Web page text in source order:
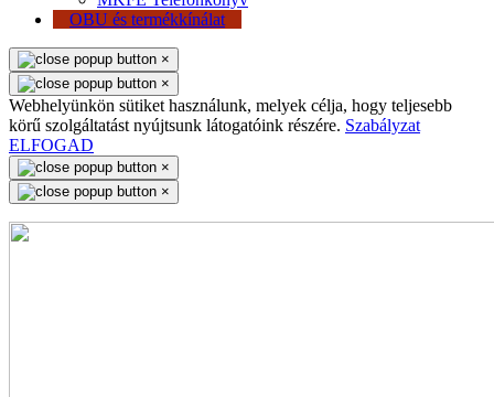
OBU és termékkínálat
×
×
Webhelyünkön sütiket használunk, melyek célja, hogy teljesebb
körű szolgáltatást nyújtsunk látogatóink részére. Szabályzat
ELFOGAD
×
×